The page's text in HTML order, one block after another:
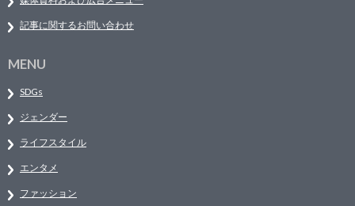
記事に関するお問い合わせ
MENU
SDGs
ジェンダー
ライフスタイル
エンタメ
ファッション